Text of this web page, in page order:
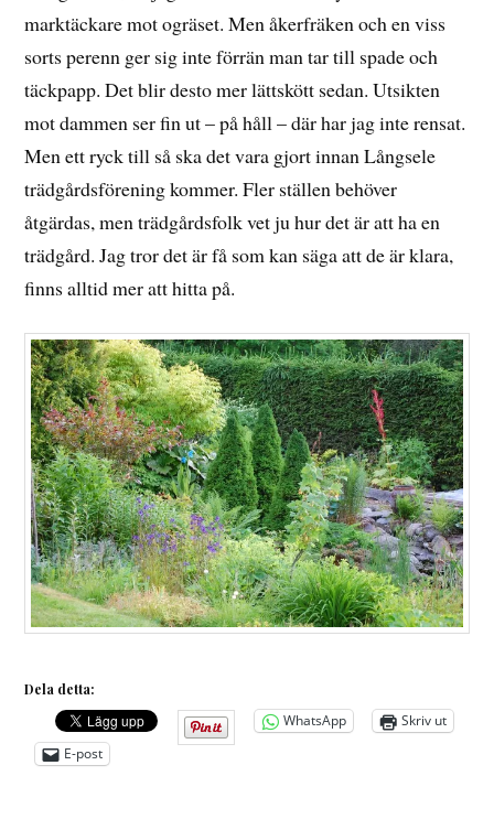
marktäckare mot ogräset. Men åkerfräken och en viss
sorts perenn ger sig inte förrän man tar till spade och
täckpapp. Det blir desto mer lättskött sedan. Utsikten
mot dammen ser fin ut – på håll – där har jag inte rensat.
Men ett ryck till så ska det vara gjort innan Långsele
trädgårdsförening kommer. Fler ställen behöver
åtgärdas, men trädgårdsfolk vet ju hur det är att ha en
trädgård. Jag tror det är få som kan säga att de är klara,
finns alltid mer att hitta på.
Dela detta:
WhatsApp
Skriv ut
E-post